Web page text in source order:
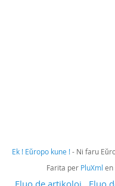
Ek ! Eŭropo kune !- Ni faru
Farita per PluXml
Fluo de artikoloj Fluo